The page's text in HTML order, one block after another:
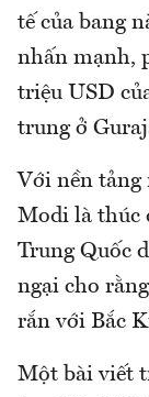
tế của bang
nhấn mạnh,
triệu USD
trung ở
Với nền tảng
Modi là thúc
Trung Quốc
ngại cho
rắn với Bắc
Một bài viết